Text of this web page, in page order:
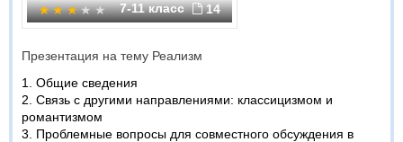
7-11 класс 14
Презентация на тему Реализм
1. Общие сведения
2. Связь с другими направлениями: классицизмом и
романтизмом
3. Проблемные вопросы для совместного обсуждения в